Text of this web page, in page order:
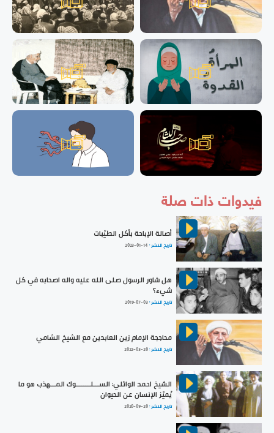
فيدوات ذات صلة
أصالة الإباحة بأكل الطيّبات
تاريخ النشر : 2023-01-14
هل شاور الرسول صلى الله عليه واله اصحابه في كل
شيء؟
تاريخ النشر :2019-07-03
محاججة الإمام زين العابدين مع الشيخ الشامي
تاريخ النشر :2022-03-20
الشيخ احمد الوائلي: الســـلــــــــوك المـــهذب هو ما
يُميّز الإنسان عن الحيوان
تاريخ النشر :2020-09-20